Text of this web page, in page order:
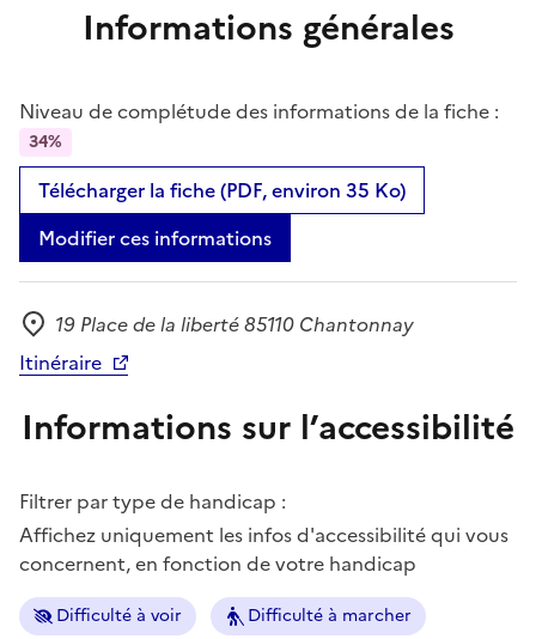
Informations générales
Niveau de complétude des informations de la fiche :
34%
Télécharger la fiche (PDF, environ 35 Ko)
Modifier ces informations
Adresse
19 Place de la liberté 85110 Chantonnay
Itinéraire
Informations sur l’accessibilité
Filtrer par type de handicap :
Affichez uniquement les infos d'accessibilité qui vous
concernent, en fonction de votre handicap
Difficulté à voir Difficulté à marcher